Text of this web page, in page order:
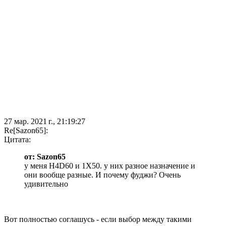
27 мар. 2021 г., 21:19:27
Re[Sazon65]:
Цитата:
от: Sazon65
у меня H4D60 и 1X50. у них разное назначение и
они вообще разные. И почему фуджи? Очень
удивительно
Вот полностью соглашусь - если выбор между такими